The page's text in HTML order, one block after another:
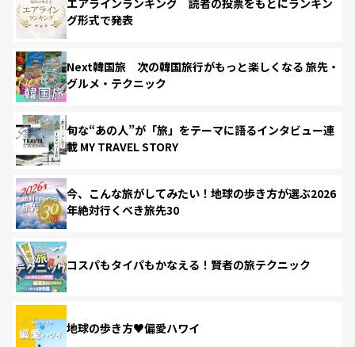
グ形式で発表
Next韓国旅 次の韓国旅行がもっと楽しくなる 旅先・
グルメ・テクニック
旬な“あの人”が「旅」をテーマに語るインタビュー連
載 MY TRAVEL STORY
今、こんな旅がしてみたい！地球の歩き方が選ぶ2026
年絶対行くべき旅先30
コスパもタイパもかなえる！賢者の旅テクニック
地球の歩き方♥偏愛ハワイ